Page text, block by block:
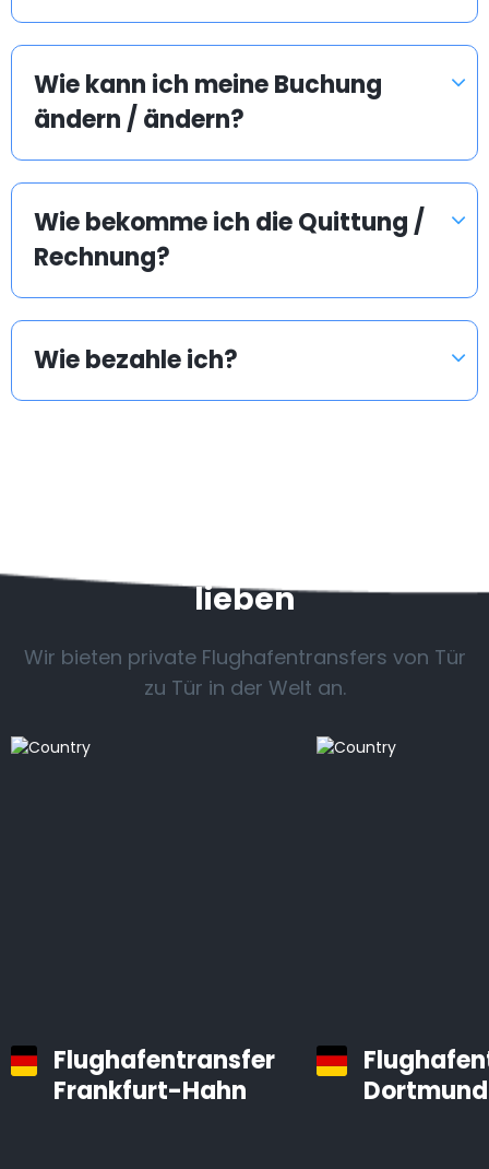
Wie kann ich meine Buchung
ändern / ändern?
Wie bekomme ich die Quittung /
Rechnung?
Wie bezahle ich?
lieben
Wir bieten private Flughafentransfers von Tür
zu Tür in der Welt an.
Flughafentransfer
Frankfurt-Hahn
Dortmund